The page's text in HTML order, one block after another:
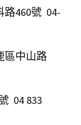
460號  04-
區中山路
04 833